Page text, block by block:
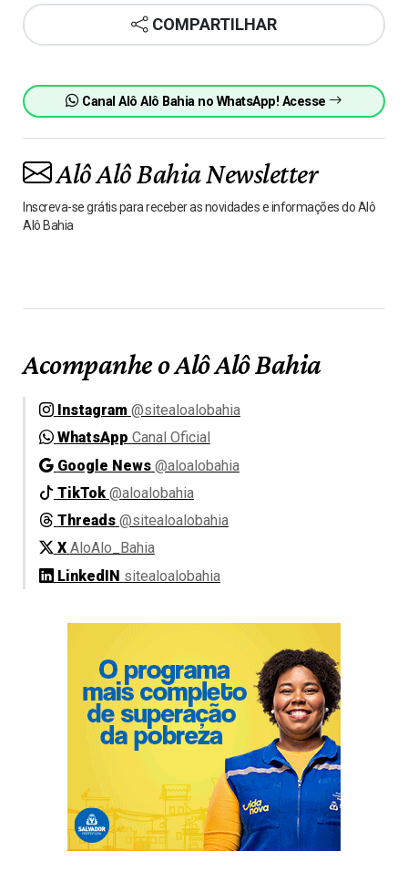
COMPARTILHAR
Canal Alô Alô Bahia no WhatsApp! Acesse
Alô Alô Bahia Newsletter
Inscreva-se grátis para receber as novidades e informações do Alô
Alô Bahia
Acompanhe o Alô Alô Bahia
Instagram @sitealoalobahia
WhatsApp Canal Oficial
Google News @aloalobahia
TikTok @aloalobahia
Threads @sitealoalobahia
X AloAlo_Bahia
LinkedIN sitealoalobahia